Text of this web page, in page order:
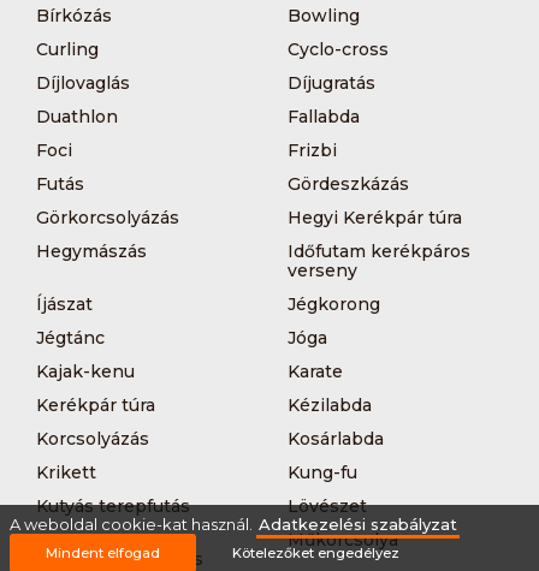
Bírkózás
Bowling
Curling
Cyclo-cross
Díjlovaglás
Díjugratás
Duathlon
Fallabda
Foci
Frizbi
Futás
Gördeszkázás
Görkorcsolyázás
Hegyi Kerékpár túra
Hegymászás
Időfutam kerékpáros
verseny
Íjászat
Jégkorong
Jégtánc
Jóga
Kajak-kenu
Karate
Kerékpár túra
Kézilabda
Korcsolyázás
Kosárlabda
Krikett
Kung-fu
Kutyás terepfutás
Lövészet
MTB-
hegyikerékpározás
Műkorcsolya
A weboldal cookie-kat használ. Adatkezelési szabályzat
Mindent elfogad Kötelezőket engedélyez